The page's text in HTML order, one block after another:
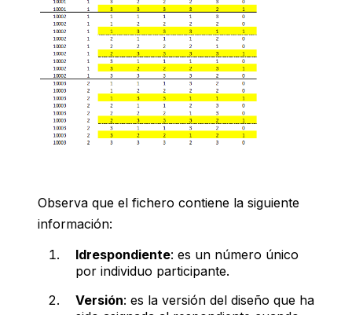
Observa que el fichero contiene la siguiente
información:
Idrespondiente: es un número único
por individuo participante.
Versión: es la versión del diseño que ha